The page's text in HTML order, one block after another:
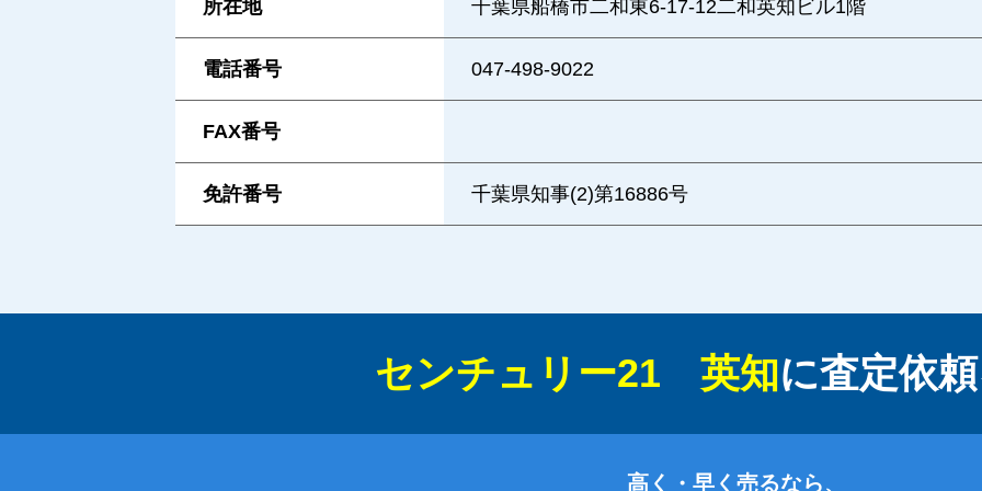
所在地 千葉県船橋市二和東6-17-12二和英知ビル1階
電話番号 047-498-9022
FAX番号
免許番号 千葉県知事(2)第16886号
センチュリー21 英知に査定依
高く・早く売るなら、